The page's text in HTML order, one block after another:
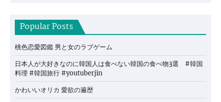
Popular Posts
桃色恋愛図鑑 男と女のラブゲーム
日本人が大好きなのに韓国人は食べない韓国の食べ物3選 #韓国
料理 #韓国旅行 #youtuberjin
かわいいオリカ 愛欲の遍歴